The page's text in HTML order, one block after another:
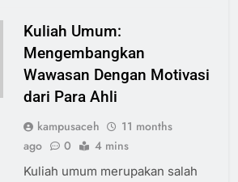
Kuliah Umum:
Mengembangkan
Wawasan Dengan Motivasi
dari Para Ahli
kampusaceh
11 months
ago
0 4 mins
Kuliah umum merupakan salah